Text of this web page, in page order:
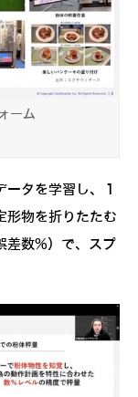
ーム
タを学習し、１
形物を折りたたむ
差数%）で、スプ